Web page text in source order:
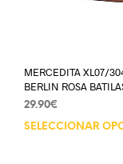
MERCEDITA XL07/
BERLIN ROSA
29.90€
SELECCIONAR